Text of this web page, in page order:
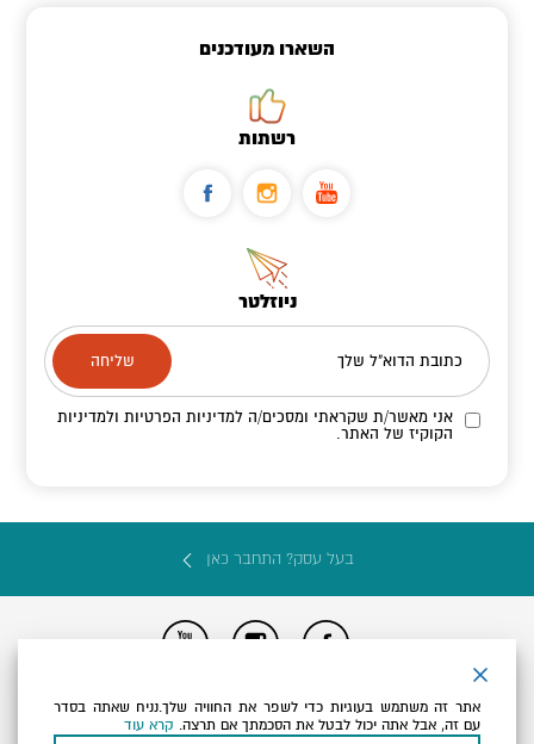
השארו מעודכנים
רשתות
ניוזלטר
כתובת הדוא"ל שלך
אני מאשר/ת שקראתי ומסכים/הלמדיניות הפרטיות ולמדיניות
הקוקיז של האתר.
בעל עסק? התחבר כאן
הצהרת נגישות תקנון, תנאי שימוש ומדיניות פרטיות
הגדרות פרטיות
Powered by
אתר זה משתמש בעוגיות כדי לשפר את החוויה שלך.נניח שאתה בסדר
עם זה, אבל אתה יכול לבטל את הסכמתך אם תרצה. קרא עוד